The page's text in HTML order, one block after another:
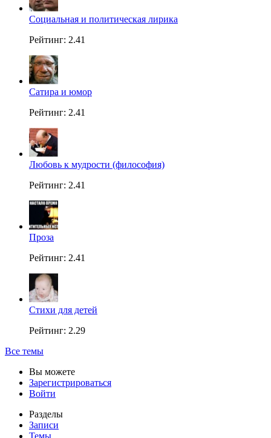
Социальная и политическая лирика
Рейтинг: 2.41
Сатира и юмор
Рейтинг: 2.41
Любовь к мудрости (философия)
Рейтинг: 2.41
Проза
Рейтинг: 2.41
Стихи для детей
Рейтинг: 2.29
Все темы
Вы можете
Зарегистрироваться
Войти
Разделы
Записи